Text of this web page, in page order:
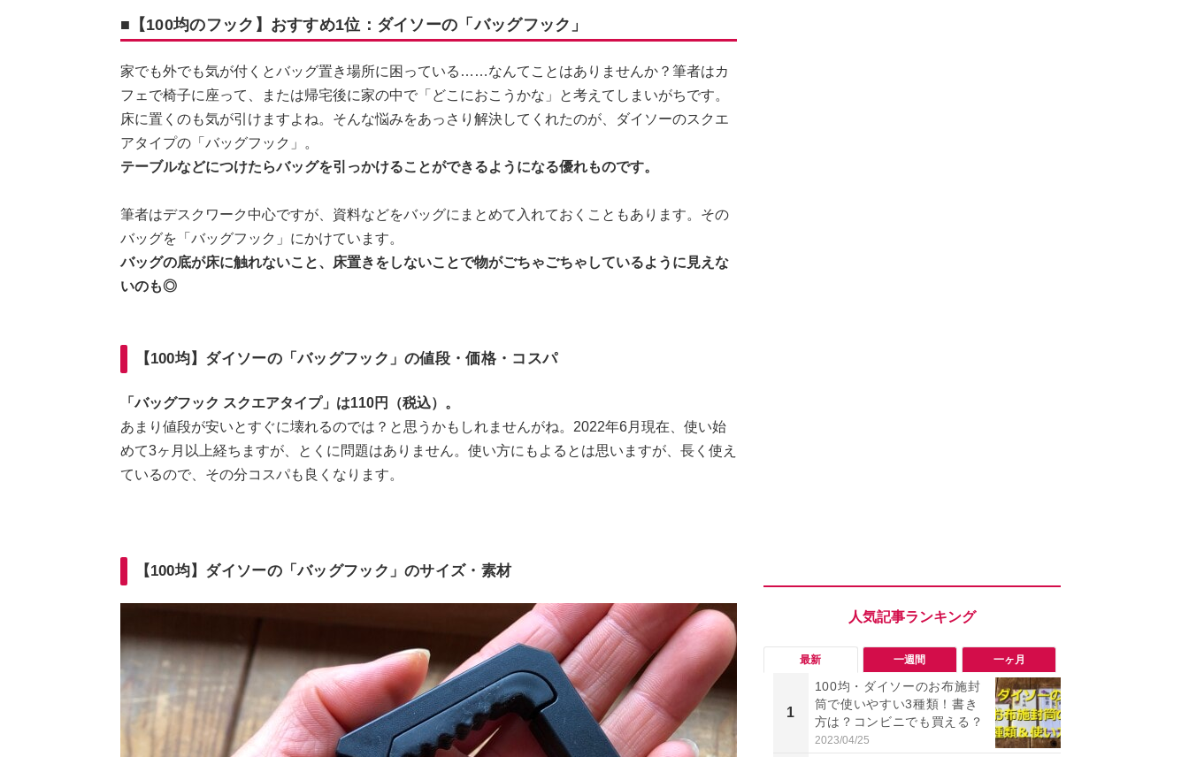
■【100均のフック】おすすめ1位：ダイソーの「バッグフック」
家でも外でも気が付くとバッグ置き場所に困っている……なんてことはありませんか？筆者はカ
フェで椅子に座って、または帰宅後に家の中で「どこにおこうかな」と考えてしまいがちです。
床に置くのも気が引けますよね。そんな悩みをあっさり解決してくれたのが、ダイソーのスクエ
アタイプの「バッグフック」。
テーブルなどにつけたらバッグを引っかけることができるようになる優れものです。
筆者はデスクワーク中心ですが、資料などをバッグにまとめて入れておくこともあります。その
バッグを「バッグフック」にかけています。
バッグの底が床に触れないこと、床置きをしないことで物がごちゃごちゃしているように見えな
いのも◎
【100均】ダイソーの「バッグフック」の値段・価格・コスパ
「バッグフック スクエアタイプ」は110円（税込）。
あまり値段が安いとすぐに壊れるのでは？と思うかもしれませんがね。2022年6月現在、使い始
めて3ヶ月以上経ちますが、とくに問題はありません。使い方にもよるとは思いますが、長く使え
ているので、その分コスパも良くなります。
【100均】ダイソーの「バッグフック」のサイズ・素材
最新 一週間 一ヶ月
1
100均・ダイソーのお布施封
筒で使いやすい3種類！書き
方は？コンビニでも買える？
2023/04/25